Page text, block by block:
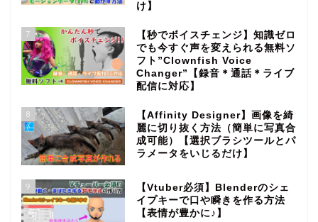
け】
7
【秒でボイスチェンジ】知識ゼロ
でも今すぐ声を変えられる無料ソ
フト”Clownfish Voice
Changer”【録音＊通話＊ライブ
配信に対応】
8
【Affinity Designer】画像を綺
麗に切り抜く方法（簡単に写真合
成可能）【選択ブラシツールとパ
ラメータをいじるだけ】
9
【Vtuber必須】Blenderのシェ
イプキーで口や瞬きを作る方法
【表情が豊かに♪】